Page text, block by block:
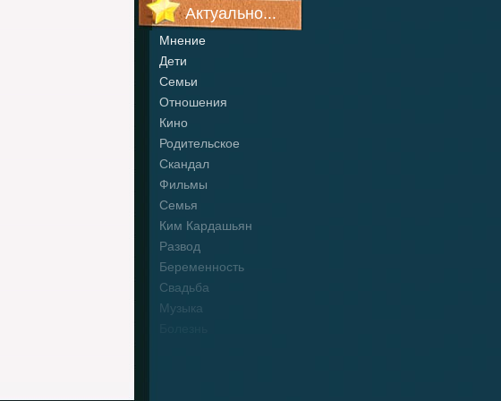
Актуально...
Мнение
Дети
Семьи
Отношения
Кино
Родительское
Скандал
Фильмы
Семья
Ким Кардашьян
Развод
Беременность
Свадьба
Музыка